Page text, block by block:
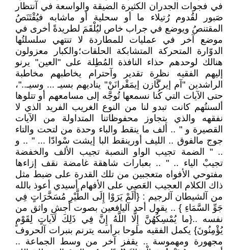
في فجوات الجدران الكثيرة الضيقة والواسعة في آنتظار
صَبور لقُدوم رُتيلاء ما أو سحلية أو ماشابه فيُقْتَنَصُ
المقتنصُ ويوضع في جراب خاص ليُلْقَمَ لطريدةً أخرى في
موضع آخر في عمليات للمطاردة لا تنتهي سلسلتُها
الدوّارة المتحركة المتشابكة الحلقات؛والكبار معزولون
هنالك لوحدهم حذاء النافذة المُطِلة على "العين" يرنو
إليهم الفقيه نظرة تقدير وآحترام يخاطبهم مخاطبة
الراشدين "آم إيرگَازن إيمَقْرانَنْ" يناديهم بسيـ ... وسيـ.."،
حتى الآيات التي كُنا نسمعها تُوجَّه إلى مسامعهم أو تتلوها
ألسنتُهم كانت تبدو لنا من النوع الغريب الفريد الذي لا
نفقهه والذي يتجاوز محفوظاتنا المتداولة من الآيات
القصيرة و " .. ألف ما ينقط والباء وحدة من لتحت والتاء
جوج مالفوق .. الليف أورينقط البا إيشت سْوادّا ... " .. و
.. " الضمة تجيب الواو النصبة تجيب الألف والخفضة
تجيبْ الياء .. " .. بعبارات شاهقة غامضة نقف إزاءها
مفتوحي الأفواه متعجبين من تلك القدرة على ضبط مثل
ذاك الكلام العجيب العَصي على الأفهام أسيدي أعوذ بالله
من آلشيطان آلرجيم : {أَلَمْ يَرَوْا إِلَى الطَّيْرِ مُسَخَّرَاتٍ فِي
جَوِّ السَّمَاءِ } .. يقول أحد آليافعين بصوت أجش واثق من
نفسه ..{ما يُمْسِكُهُنَّ إِلَّا اللَّهُ إِنَّ فِي ذَلِكَ لَآياتٍ لِقَوْمٍ
يُؤْمِنُونَ} يكمل الفقيه ملوحا برأسه يترنم بنبرات آلحروف
مجهورة ومهموسة .. يقفز آخر من وسط الجماعة ..